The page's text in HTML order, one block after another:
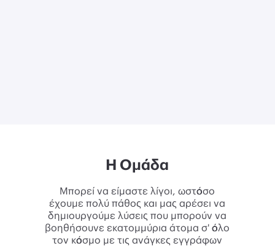
Η Ομάδα
Μπορεί να είμαστε λίγοι, ωστόσο
έχουμε πολύ πάθος και μας αρέσει να
δημιουργούμε λύσεις που μπορούν να
βοηθήσουνε εκατομμύρια άτομα σ' όλο
τον κόσμο με τις ανάγκες εγγράφων